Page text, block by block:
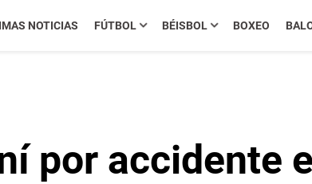
NOTICIAS FÚTBOL BÉISBOL BOXEO
por accidente